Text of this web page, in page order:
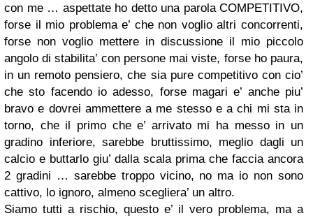
con me … aspettate ho detto una parola COMPETITIVO,
forse il mio problema e’ che non voglio altri concorrenti,
forse non voglio mettere in discussione il mio piccolo
angolo di stabilita’ con persone mai viste, forse ho paura,
in un remoto pensiero, che sia pure competitivo con cio’
che sto facendo io adesso, forse magari e’ anche piu’
bravo e dovrei ammettere a me stesso e a chi mi sta in
torno, che il primo che e’ arrivato mi ha messo in un
gradino inferiore, sarebbe bruttissimo, meglio dagli un
calcio e buttarlo giu’ dalla scala prima che faccia ancora
2 gradini … sarebbe troppo vicino, no ma io non sono
cattivo, lo ignoro, almeno scegliera’ un altro.
Siamo tutti a rischio, questo e’ il vero problema, ma a